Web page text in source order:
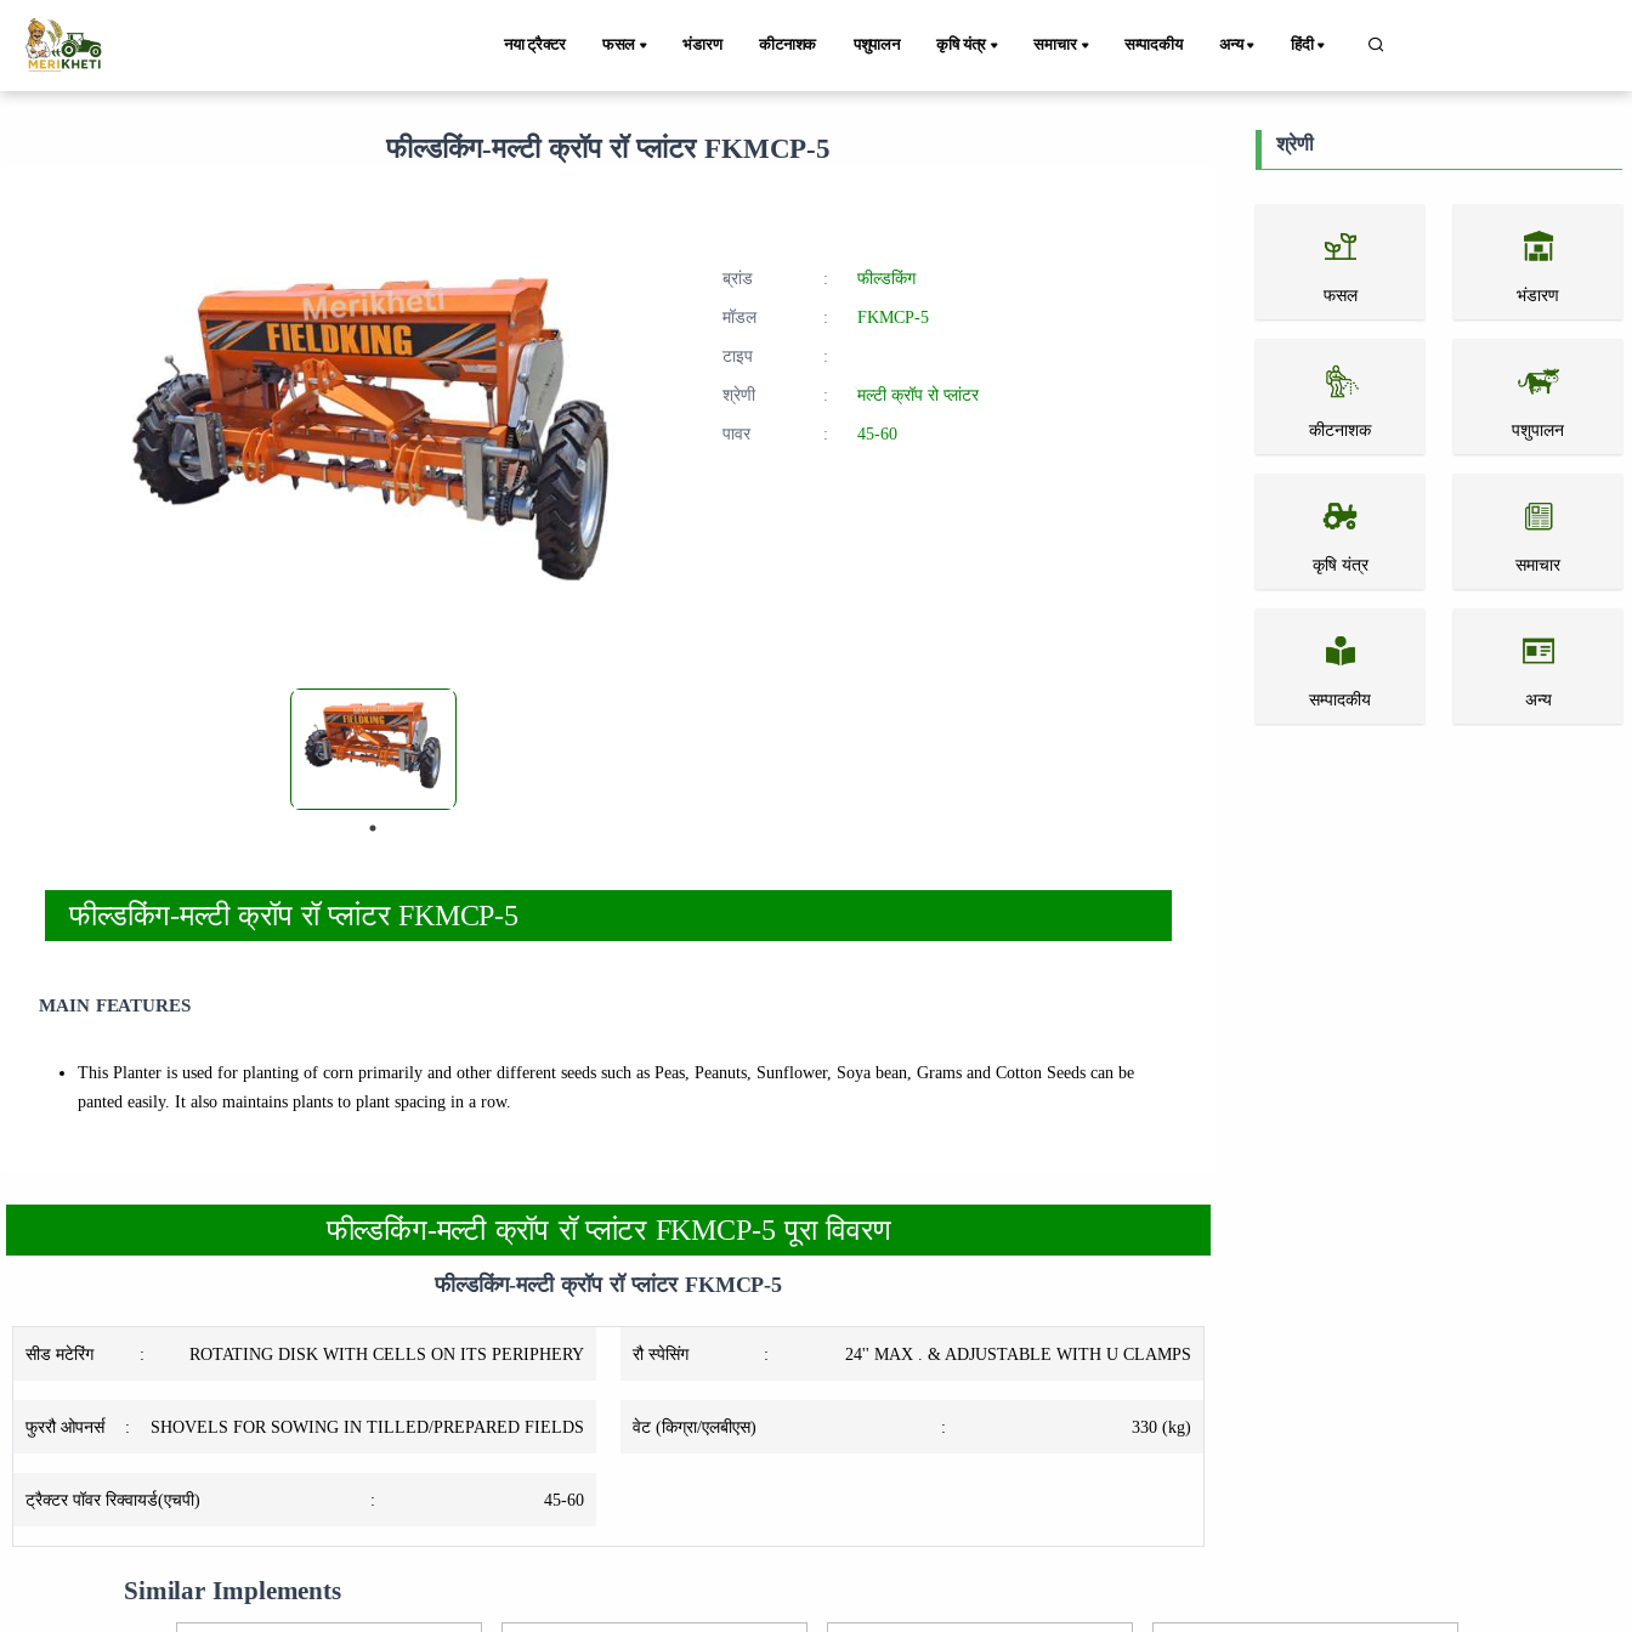
नया ट्रैक्टर फसल भंडारण कीटनाशक पशुपालन कृषि यंत्र समाचार सम्पादकीय अन्य हिंदी
फील्डकिंग-मल्टी क्रॉप रॉ प्लांटर FKMCP-5
ब्रांड :
फील्डकिंग
मॉडल
:
FKMCP-5
टाइप
:
श्रेणी
:
मल्टी क्रॉप रो प्लांटर
पावर
: 45-60
फील्डकिंग-मल्टी क्रॉप रॉ प्लांटर FKMCP-5
MAIN FEATURES
This Planter is used for planting of corn primarily and other different seeds such as Peas, Peanuts, Sunflower, Soya bean, Grams and Cotton Seeds can be
panted easily. It also maintains plants to plant spacing in a row.
फील्डकिंग-मल्टी क्रॉप रॉ प्लांटर FKMCP-5 पूरा विवरण
फील्डकिंग-मल्टी क्रॉप रॉ प्लांटर FKMCP-5
सीड मटेरिंग : ROTATING DISK WITH CELLS ON ITS PERIPHERY रौ स्पेसिंग : 24'' MAX . & ADJUSTABLE WITH U CLAMPS
फुररौ ओपनर्स : SHOVELS FOR SOWING IN TILLED/PREPARED FIELDS वेट (किग्रा/एलबीएस) : 330 (kg)
ट्रैक्टर पॉवर रिक्वायर्ड(एचपी) : 45-60
श्रेणी
फसल भंडारण
कीटनाशक पशुपालन
कृषि यंत्र समाचार
सम्पादकीय अन्य
Similar Implements